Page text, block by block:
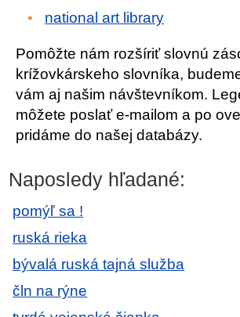
national art library
Pomôžte nám rozšíriť slovnú
krížovkárskeho slovníka,
vám aj našim návštevníkom.
môžete poslať e-mailom a po
pridáme do našej databázy.
Naposledy hľadané:
pomýľ sa !
ruská rieka
bývalá ruská tajná služba
čln na rýne